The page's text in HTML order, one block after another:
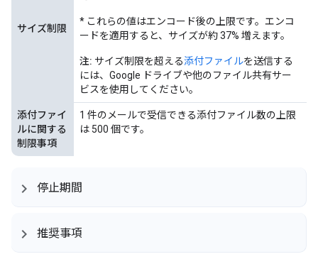
サイズ制限
* これらの値はエンコード後の上限です。エンコ
ードを適用すると、サイズが約 37% 増えます。
注: サイズ制限を超える添付ファイルを送信する
には、Google ドライブや他のファイル共有サー
ビスを使用してください。
添付ファイ
ルに関する
制限事項
1 件のメールで受信できる添付ファイル数の上限
は 500 個です。
停止期間
推奨事項